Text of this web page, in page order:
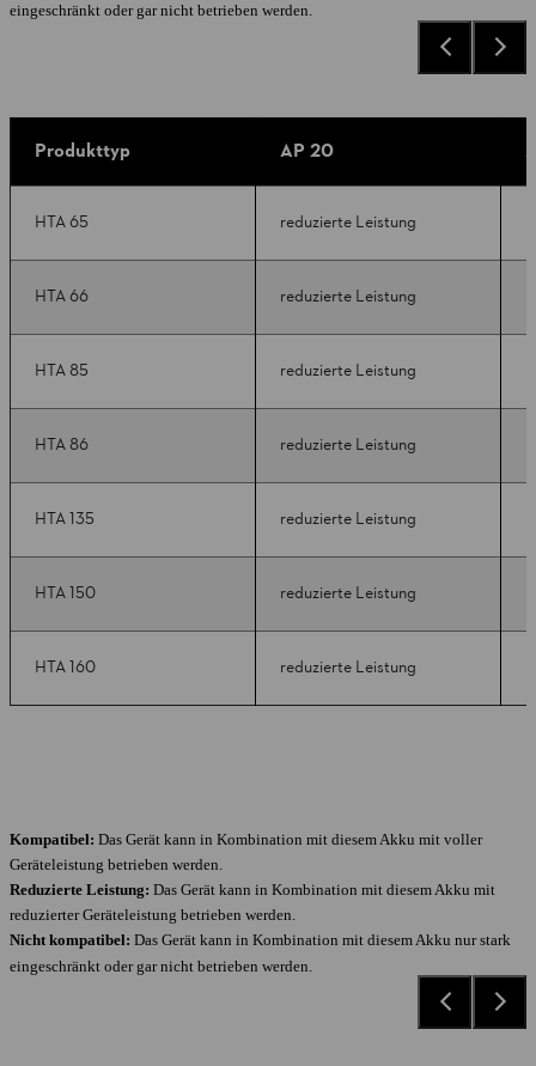
eingeschränkt oder gar nicht betrieben werden.
Produkttyp AP 20
HTA 65 reduzierte Leistung
HTA 66 reduzierte Leistung
HTA 85 reduzierte Leistung
HTA 86 reduzierte Leistung
HTA 135 reduzierte Leistung
HTA 150 reduzierte Leistung
HTA 160 reduzierte Leistung
Kompatibel: Das Gerät kann in Kombination mit diesem Akku mit voller
Geräteleistung betrieben werden.
Reduzierte Leistung: Das Gerät kann in Kombination mit diesem Akku mit
reduzierter Geräteleistung betrieben werden.
Nicht kompatibel: Das Gerät kann in Kombination mit diesem Akku nur stark
eingeschränkt oder gar nicht betrieben werden.